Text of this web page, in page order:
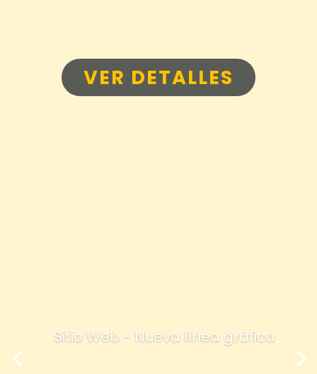
VER DETALLES
Sitio Web - Nueva línea gráfica